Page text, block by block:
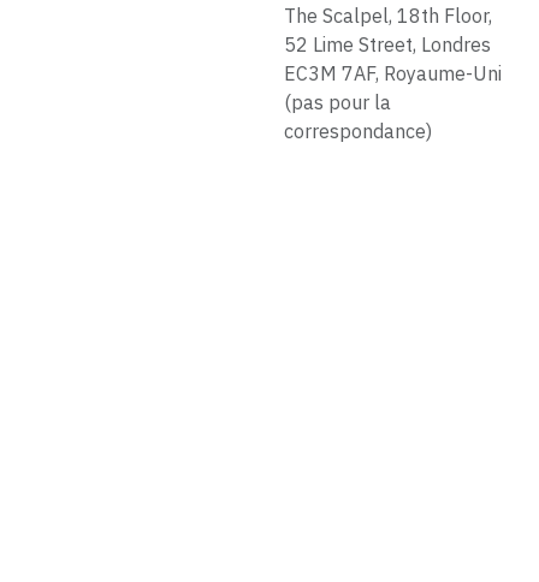
The Scalpel, 18th Floor,
52 Lime Street, Londres
EC3M 7AF, Royaume-Uni
(pas pour la
correspondance)